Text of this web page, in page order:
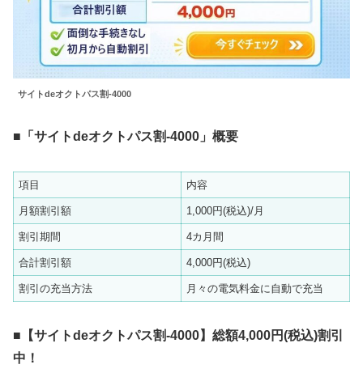
サイトdeオクトパス割-4000
■「サイトdeオクトパス割-4000」概要
項目 内容
月額割引額 1,000円(税込)/月
割引期間 4カ月間
合計割引額 4,000円(税込)
割引の充当方法 月々の電気料金に自動で充当
■【サイトdeオクトパス割-4000】総額4,000円(税込)割引
中！